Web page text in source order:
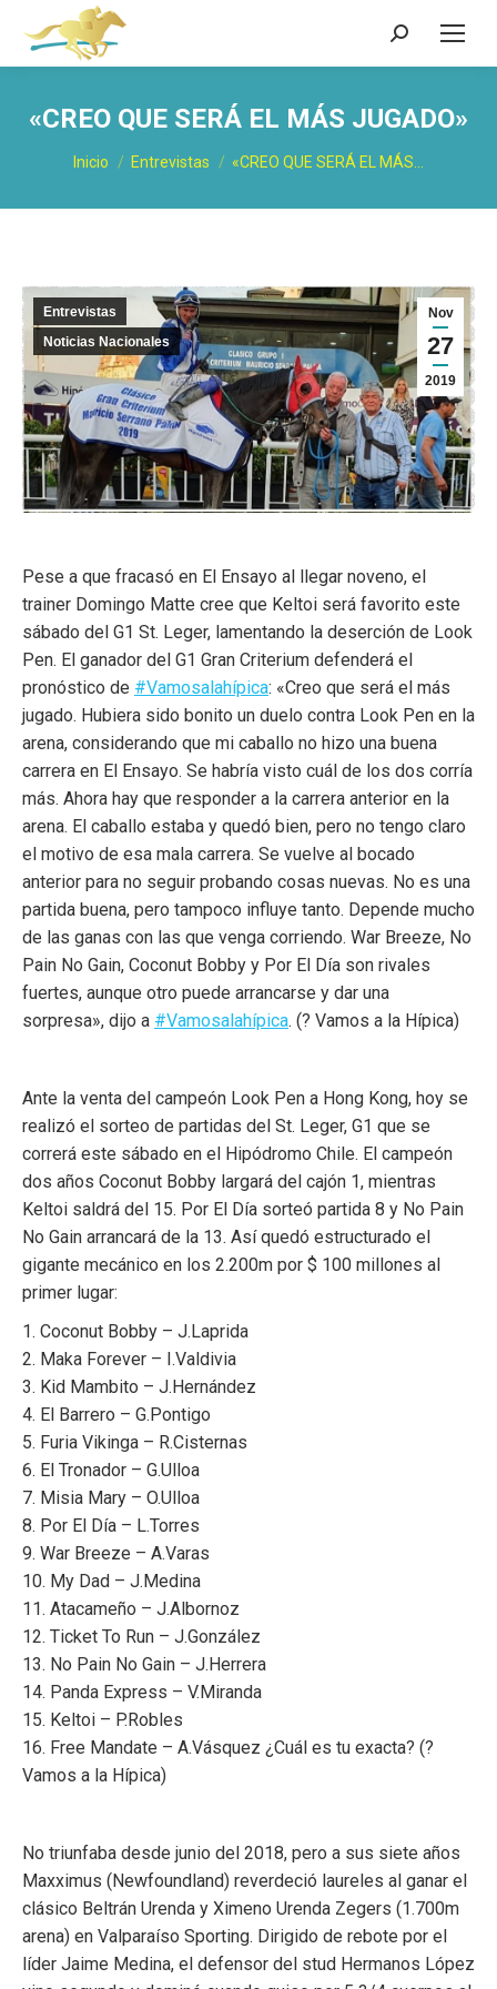
Buscar:
«CREO QUE SERÁ EL MÁS JUGADO»
Estás aquí:
Inicio Entrevistas «CREO QUE SERÁ EL MÁS…
Nov
27
2019
Entrevistas
Noticias Nacionales
Pese a que fracasó en El Ensayo al llegar noveno, el
trainer Domingo Matte cree que Keltoi será favorito este
sábado del G1 St. Leger, lamentando la deserción de Look
Pen. El ganador del G1 Gran Criterium defenderá el
pronóstico de #Vamosalahípica: «Creo que será el más
jugado. Hubiera sido bonito un duelo contra Look Pen en la
arena, considerando que mi caballo no hizo una buena
carrera en El Ensayo. Se habría visto cuál de los dos corría
más. Ahora hay que responder a la carrera anterior en la
arena. El caballo estaba y quedó bien, pero no tengo claro
el motivo de esa mala carrera. Se vuelve al bocado
anterior para no seguir probando cosas nuevas. No es una
partida buena, pero tampoco influye tanto. Depende mucho
de las ganas con las que venga corriendo. War Breeze, No
Pain No Gain, Coconut Bobby y Por El Día son rivales
fuertes, aunque otro puede arrancarse y dar una
sorpresa», dijo a #Vamosalahípica. (? Vamos a la Hípica)
Ante la venta del campeón Look Pen a Hong Kong, hoy se
realizó el sorteo de partidas del St. Leger, G1 que se
correrá este sábado en el Hipódromo Chile. El campeón
dos años Coconut Bobby largará del cajón 1, mientras
Keltoi saldrá del 15. Por El Día sorteó partida 8 y No Pain
No Gain arrancará de la 13. Así quedó estructurado el
gigante mecánico en los 2.200m por $ 100 millones al
primer lugar:
1. Coconut Bobby – J.Laprida
2. Maka Forever – I.Valdivia
3. Kid Mambito – J.Hernández
4. El Barrero – G.Pontigo
5. Furia Vikinga – R.Cisternas
6. El Tronador – G.Ulloa
7. Misia Mary – O.Ulloa
8. Por El Día – L.Torres
9. War Breeze – A.Varas
10. My Dad – J.Medina
11. Atacameño – J.Albornoz
12. Ticket To Run – J.González
13. No Pain No Gain – J.Herrera
14. Panda Express – V.Miranda
15. Keltoi – P.Robles
16. Free Mandate – A.Vásquez ¿Cuál es tu exacta? (?
Vamos a la Hípica)
No triunfaba desde junio del 2018, pero a sus siete años
Maxximus (Newfoundland) reverdeció laureles al ganar el
clásico Beltrán Urenda y Ximeno Urenda Zegers (1.700m
arena) en Valparaíso Sporting. Dirigido de rebote por el
líder Jaime Medina, el defensor del stud Hermanos López